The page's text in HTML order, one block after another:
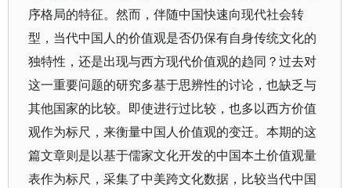
序格局的特征。然而，伴随中国快速向现代社会转
型，当代中国人的价值观是否仍保有自身传统文化的
独特性，还是出现与西方现代价值观的趋同？过去对
这一重要问题的研究多基于思辨性的讨论，也缺乏与
其他国家的比较。即使进行过比较，也多以西方价值
观作为标尺，来衡量中国人价值观的变迁。本期的这
篇文章则是以基于儒家文化开发的中国本土价值观量
表作为标尺，采集了中美跨文化数据，比较当代中国